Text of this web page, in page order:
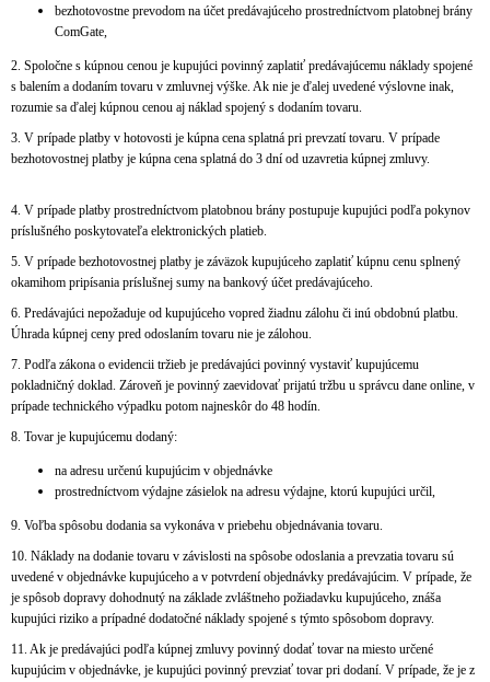
bezhotovostne prevodom na účet predávajúceho prostredníctvom platobnej brány
ComGate,
2. Spoločne s kúpnou cenou je kupujúci povinný zaplatiť predávajúcemu náklady spojené
s balením a dodaním tovaru v zmluvnej výške. Ak nie je ďalej uvedené výslovne inak,
rozumie sa ďalej kúpnou cenou aj náklad spojený s dodaním tovaru.
3. V prípade platby v hotovosti je kúpna cena splatná pri prevzatí tovaru. V prípade
bezhotovostnej platby je kúpna cena splatná do 3 dní od uzavretia kúpnej zmluvy.
4. V prípade platby prostredníctvom platobnou brány postupuje kupujúci podľa pokynov
príslušného poskytovateľa elektronických platieb.
5. V prípade bezhotovostnej platby je záväzok kupujúceho zaplatiť kúpnu cenu splnený
okamihom pripísania príslušnej sumy na bankový účet predávajúceho.
6. Predávajúci nepožaduje od kupujúceho vopred žiadnu zálohu či inú obdobnú platbu.
Úhrada kúpnej ceny pred odoslaním tovaru nie je zálohou.
7. Podľa zákona o evidencii tržieb je predávajúci povinný vystaviť kupujúcemu
pokladničný doklad. Zároveň je povinný zaevidovať prijatú tržbu u správcu dane online, v
prípade technického výpadku potom najneskôr do 48 hodín.
8. Tovar je kupujúcemu dodaný:
na adresu určenú kupujúcim v objednávke
prostredníctvom výdajne zásielok na adresu výdajne, ktorú kupujúci určil,
9. Voľba spôsobu dodania sa vykonáva v priebehu objednávania tovaru.
10. Náklady na dodanie tovaru v závislosti na spôsobe odoslania a prevzatia tovaru sú
uvedené v objednávke kupujúceho a v potvrdení objednávky predávajúcim. V prípade, že
je spôsob dopravy dohodnutý na základe zvláštneho požiadavku kupujúceho, znáša
kupujúci riziko a prípadné dodatočné náklady spojené s týmto spôsobom dopravy.
11. Ak je predávajúci podľa kúpnej zmluvy povinný dodať tovar na miesto určené
kupujúcim v objednávke, je kupujúci povinný prevziať tovar pri dodaní. V prípade, že je z